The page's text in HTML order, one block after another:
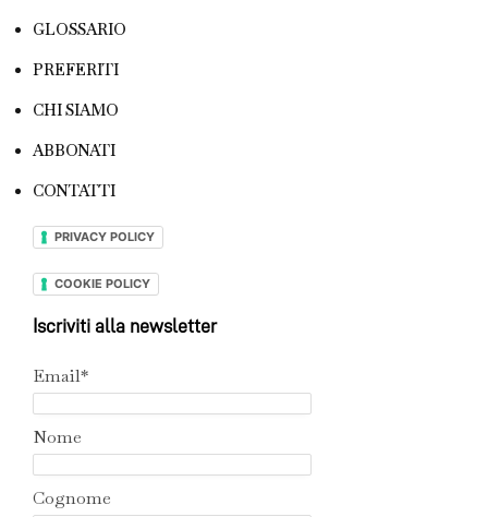
GLOSSARIO
PREFERITI
CHI SIAMO
ABBONATI
CONTATTI
PRIVACY POLICY
COOKIE POLICY
Iscriviti alla newsletter
Email*
Nome
Cognome